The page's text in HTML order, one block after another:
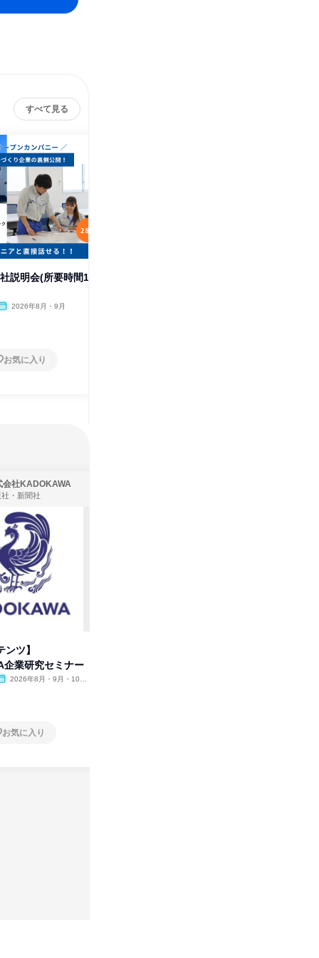
すべて見る
社説明会(所要時間1
2026年8月・9月
お気に入り
会社KADOKAWA
・新聞社
ンツ】
企業研究セミナー
2026年8月・9月・10
お気に入り